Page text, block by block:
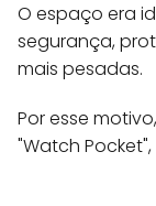
O espaço era
segurança,
mais pesadas.
Por esse
"Watch